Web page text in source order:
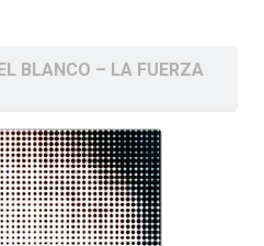
BLANCO – LA FUERZA